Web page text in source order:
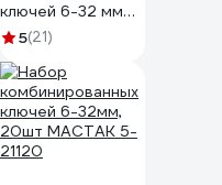
ключей 6-32 мм
26 предметов
1226MR
5(21)